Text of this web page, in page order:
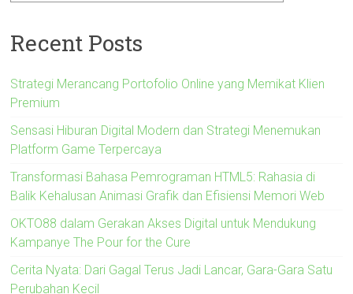
Recent Posts
Strategi Merancang Portofolio Online yang Memikat Klien
Premium
Sensasi Hiburan Digital Modern dan Strategi Menemukan
Platform Game Terpercaya
Transformasi Bahasa Pemrograman HTML5: Rahasia di
Balik Kehalusan Animasi Grafik dan Efisiensi Memori Web
OKTO88 dalam Gerakan Akses Digital untuk Mendukung
Kampanye The Pour for the Cure
Cerita Nyata: Dari Gagal Terus Jadi Lancar, Gara-Gara Satu
Perubahan Kecil